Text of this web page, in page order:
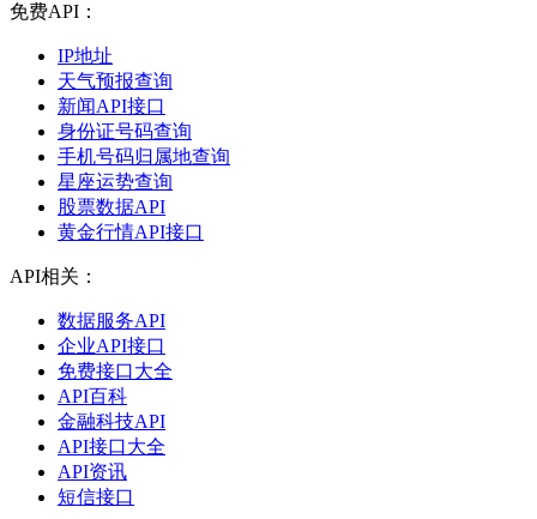
免费API：
IP地址
天气预报查询
新闻API接口
身份证号码查询
手机号码归属地查询
星座运势查询
股票数据API
黄金行情API接口
API相关：
数据服务API
企业API接口
免费接口大全
API百科
金融科技API
API接口大全
API资讯
短信接口